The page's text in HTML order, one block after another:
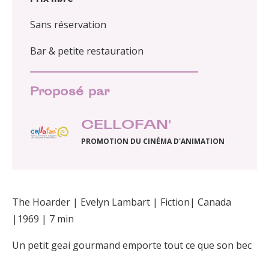
Sans réservation
Bar & petite restauration
Proposé par
CELLOFAN'
PROMOTION DU CINÉMA D'ANIMATION
The Hoarder | Evelyn Lambart | Fiction| Canada
|1969 | 7 min
Un petit geai gourmand emporte tout ce que son bec